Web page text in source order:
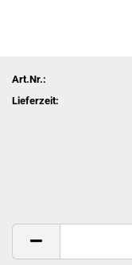
Art.Nr.:
Lieferzeit: